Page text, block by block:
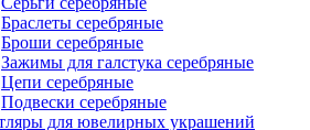
Браслеты серебряные
Броши серебряные
Зажимы для галстука серебряные
Цепи серебряные
Подвески серебряные